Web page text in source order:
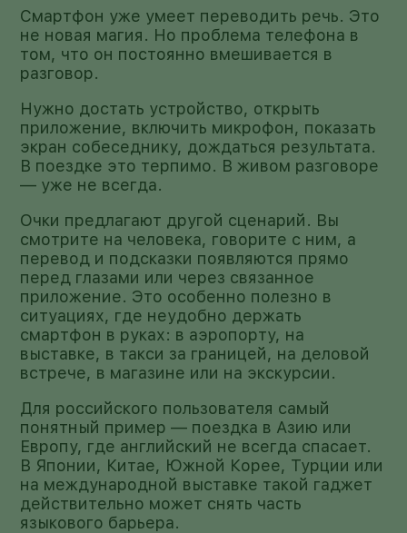
Смартфон уже умеет переводить речь. Это
не новая магия. Но проблема телефона в
том, что он постоянно вмешивается в
разговор.
Нужно достать устройство, открыть
приложение, включить микрофон, показать
экран собеседнику, дождаться результата.
В поездке это терпимо. В живом разговоре
— уже не всегда.
Очки предлагают другой сценарий. Вы
смотрите на человека, говорите с ним, а
перевод и подсказки появляются прямо
перед глазами или через связанное
приложение. Это особенно полезно в
ситуациях, где неудобно держать
смартфон в руках: в аэропорту, на
выставке, в такси за границей, на деловой
встрече, в магазине или на экскурсии.
Для российского пользователя самый
понятный пример — поездка в Азию или
Европу, где английский не всегда спасает.
В Японии, Китае, Южной Корее, Турции или
на международной выставке такой гаджет
действительно может снять часть
языкового барьера.